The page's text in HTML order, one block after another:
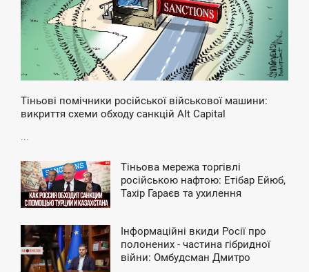
Тіньові помічники російської військової машини:
викриття схеми обходу санкцій Alt Capital
...
Тіньова мережа торгівлі
російською нафтою: Етібар Ейюб,
Тахір Гараєв та ухилення
Інформаційні вкиди Росії про
полонених - частина гібридної
війни: Омбудсман Дмитро